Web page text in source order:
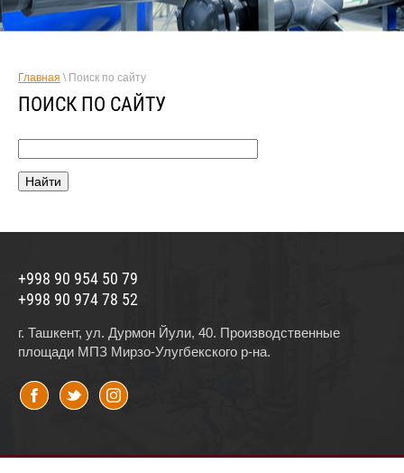
Главная \ Поиск по сайту
ПОИСК ПО САЙТУ
+998 90 954 50 79
+998 90 974 78 52
г. Ташкент, ул. Дурмон Йули, 40. Производственные
площади МПЗ Мирзо-Улугбекского р-на.